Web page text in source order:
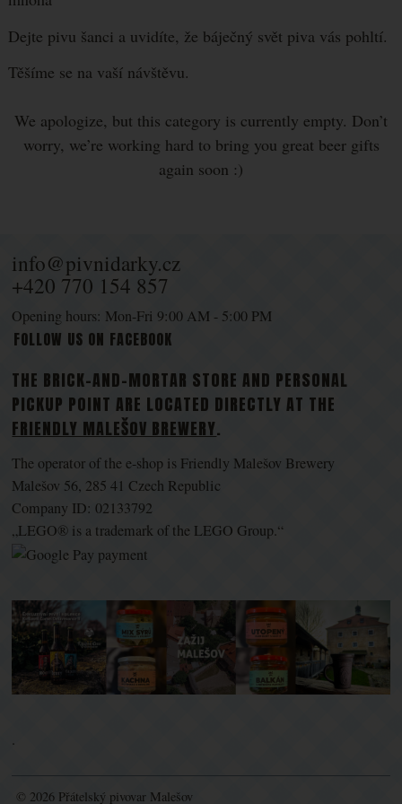
settings, they can help you fill out forms, allow us to view
services such as chat and the like.
Allowed
These cookies allow us to measure the performance of our
determine the number of visits and sources of visits to our
website. We process the data obtained through these
cookies in aggregate and anonymously, so we are not able
to identify specific users of our website.
Marketing
Marketing -so that we don't bother you with
Allowed
We or our partners use marketing cookies in order to be
Dejte pivu šanci a uvidíte, že báječný svět piva vás pohltí.
Těšíme se na vaší návštěvu.
We apologize, but this category is currently empty. Don’t
worry, we’re working hard to bring you great beer gifts
again soon :)
info@pivnidarky.cz
+420 770 154 857
Opening hours: Mon-Fri 9:00 AM - 5:00 PM
FOLLOW US ON FACEBOOK
THE BRICK-AND-MORTAR STORE AND PERSONAL
PICKUP POINT ARE LOCATED DIRECTLY AT THE
FRIENDLY MALEŠOV BREWERY.
The operator of the e-shop is Friendly Malešov Brewery
Malešov 56, 285 41 Czech Republic
Company ID: 02133792
„LEGO® is a trademark of the LEGO Group.“
.
© 2026 Přátelský pivovar Malešov